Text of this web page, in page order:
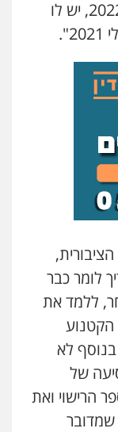
רישיון נהיגה, לא בתוקף מפברואר 2022, יש לו
לומר כבר
ללמד את
הקטנוע
לא
של
הרישוי ואת